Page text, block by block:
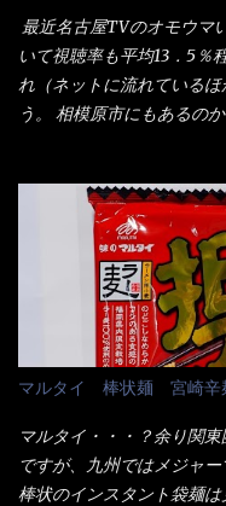
ずに汁も薄らむこともな
しました。 腹イッパイだ
たし満足達成度100％ 苦
は入りそうだね。 と云う
試したら、確...
讃岐饂飩チェーン店と関
ケージからすれば、間違
用箱詰め饂飩・・・また
この様な状態です。 乾麺
1280円と云った感じです
たかって？ それは非常に
て、激安だったとだけ申
ハイ、約15分ほど茹で上
ので少し柔らかく・・・
＜細い＞です。 どちらか
てこれを、どの様に食べ
八王子ラーメン風月見つ
ラーメン丼に、冷水を軽
汁つゆと長葱に山葵です
じゃないか～...
最近名古屋TVのオモウマ
いて視聴率も平均13．5％
れ（ネットに流れている
う。 相模原市にもあるの
当している。 まずはこれ
お皿＞である。 直ぐに気
ゃないか！？ ハイ、山で
かつ屋のキャベツと比べ
メイン（主流は1,000超）
れ程では安い訳でも無い
なメニューのなかで、リ
が＜カツカレー＞だ！ こ
が・・・今も変わらない
ウンター中からOH～と声
いしています。 皿のサイ
マルタイ 棒状麺 宮崎辛
マルタイ・・・？余り関
ですが、九州ではメジャ
棒状のインスタント袋麺